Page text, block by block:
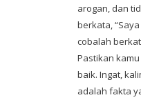
arogan, dan
berkata,
cobalah
Pastikan
baik. Ingat,
adalah fakta